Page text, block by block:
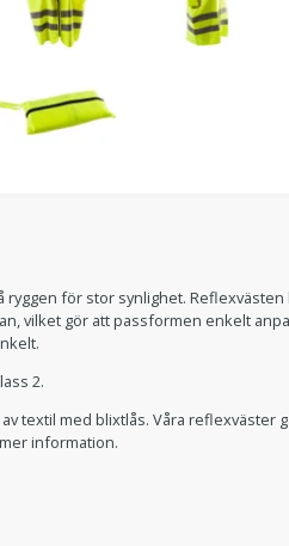
ryggen för stor synlighet. Reflexvästen
vilket gör att passformen enkelt
2.
textil med blixtlås. Våra reflexväster
information.